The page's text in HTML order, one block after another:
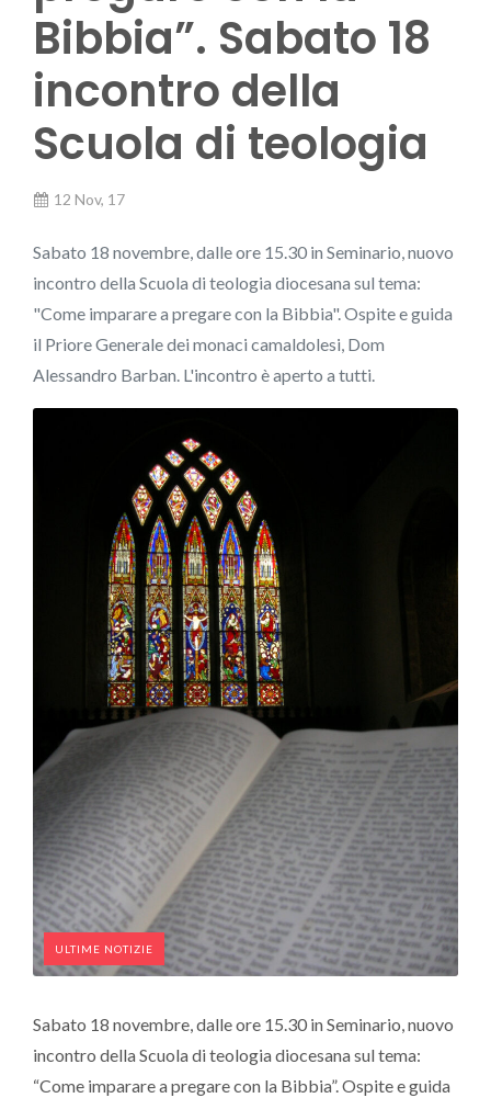
Bibbia”. Sabato 18
incontro della
Scuola di teologia
12 Nov, 17
Sabato 18 novembre, dalle ore 15.30 in Seminario, nuovo
incontro della Scuola di teologia diocesana sul tema:
"Come imparare a pregare con la Bibbia". Ospite e guida
il Priore Generale dei monaci camaldolesi, Dom
Alessandro Barban. L'incontro è aperto a tutti.
ULTIME NOTIZIE
Sabato 18 novembre, dalle ore 15.30 in Seminario, nuovo
incontro della Scuola di teologia diocesana sul tema:
“Come imparare a pregare con la Bibbia”. Ospite e guida